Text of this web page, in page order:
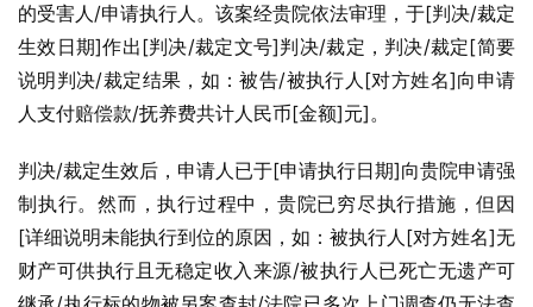
的受害人/申请执行人。该案经贵院依法审理，于[判决/裁定
生效日期]作出[判决/裁定文号]判决/裁定，判决/裁定[简要
说明判决/裁定结果，如：被告/被执行人[对方姓名]向申请
人支付赔偿款/抚养费共计人民币[金额]元]。
判决/裁定生效后，申请人已于[申请执行日期]向贵院申请强
制执行。然而，执行过程中，贵院已穷尽执行措施，但因
[详细说明未能执行到位的原因，如：被执行人[对方姓名]无
财产可供执行且无稳定收入来源/被执行人已死亡无遗产可